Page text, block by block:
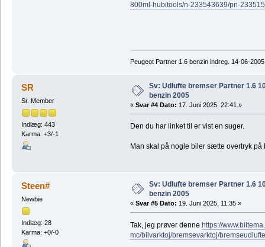
800ml-hubitools/n-233543639/pn-
Peugeot Partner 1.6 benzin indreg. 14-06-2005
SR
Sr. Member
Indlæg: 443
Karma: +3/-1
Sv: Udlufte bremser Partner 1.6
benzin 2005
« Svar #4 Dato: 17. Juni 2025, 22:41 »
Den du har linket til er vist en suger.
Man skal på nogle biler sætte overtryk
Steen#
Newbie
Indlæg: 28
Karma: +0/-0
Sv: Udlufte bremser Partner 1.6
benzin 2005
« Svar #5 Dato: 19. Juni 2025, 11:35 »
Tak, jeg prøver denne https://
mc/bilvarktoj/bremsevarktoj/